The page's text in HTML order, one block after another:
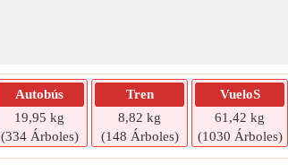
Autobús
19,95 kg
(334 Árboles)
Tren
8,82 kg
(148 Árboles)
VueloS
61,42 kg
(1030 Árboles)